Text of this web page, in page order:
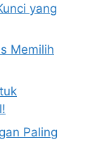
yang
Memilih
Paling